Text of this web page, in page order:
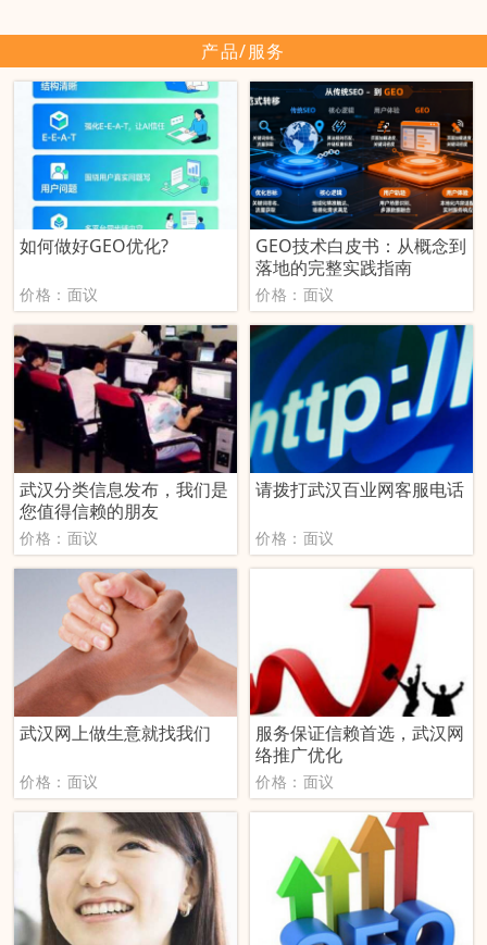
产品/服务
如何做好GEO优化?
价格：面议
GEO技术白皮书：从概念到
落地的完整实践指南
价格：面议
武汉分类信息发布，我们是
您值得信赖的朋友
价格：面议
请拨打武汉百业网客服电话
价格：面议
武汉网上做生意就找我们
价格：面议
服务保证信赖首选，武汉网
络推广优化
价格：面议